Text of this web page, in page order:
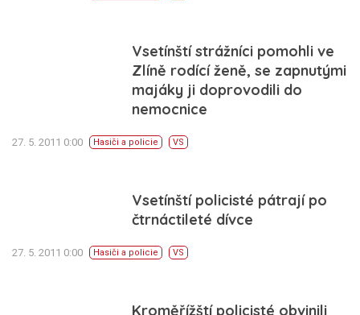
Vsetínští strážníci pomohli ve
Zlíně rodící ženě, se zapnutými
majáky ji doprovodili do
nemocnice
27. 5. 2011 0:00 Hasiči a policie VS
Vsetínští policisté pátrají po
čtrnáctileté dívce
27. 5. 2011 0:00 Hasiči a policie VS
Kroměřížští policisté obvinili